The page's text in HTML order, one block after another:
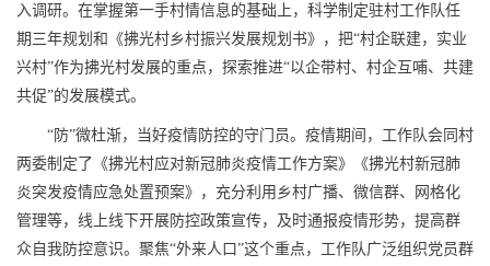
入调研。在掌握第一手村情信息的基础上，科学制定驻村工作队任
期三年规划和《拂光村乡村振兴发展规划书》，把“村企联建，实业
兴村”作为拂光村发展的重点，探索推进“以企带村、村企互哺、共建
共促”的发展模式。
“防”微杜渐，当好疫情防控的守门员。疫情期间，工作队会同村
两委制定了《拂光村应对新冠肺炎疫情工作方案》《拂光村新冠肺
炎突发疫情应急处置预案》，充分利用乡村广播、微信群、网格化
管理等，线上线下开展防控政策宣传，及时通报疫情形势，提高群
众自我防控意识。聚焦“外来人口”这个重点，工作队广泛组织党员群